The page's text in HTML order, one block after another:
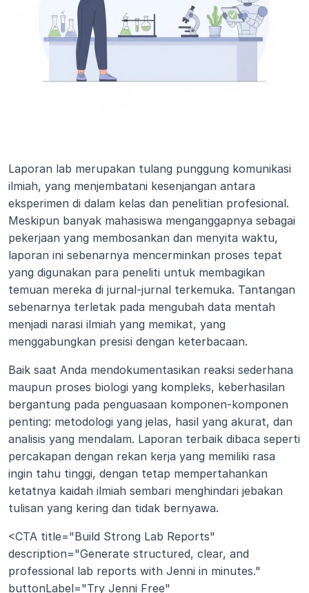
Laporan lab merupakan tulang punggung komunikasi
ilmiah, yang menjembatani kesenjangan antara
eksperimen di dalam kelas dan penelitian profesional.
Meskipun banyak mahasiswa menganggapnya sebagai
pekerjaan yang membosankan dan menyita waktu,
laporan ini sebenarnya mencerminkan proses tepat
yang digunakan para peneliti untuk membagikan
temuan mereka di jurnal-jurnal terkemuka. Tantangan
sebenarnya terletak pada mengubah data mentah
menjadi narasi ilmiah yang memikat, yang
menggabungkan presisi dengan keterbacaan.
Baik saat Anda mendokumentasikan reaksi sederhana
maupun proses biologi yang kompleks, keberhasilan
bergantung pada penguasaan komponen-komponen
penting: metodologi yang jelas, hasil yang akurat, dan
analisis yang mendalam. Laporan terbaik dibaca seperti
percakapan dengan rekan kerja yang memiliki rasa
ingin tahu tinggi, dengan tetap mempertahankan
ketatnya kaidah ilmiah sembari menghindari jebakan
tulisan yang kering dan tidak bernyawa.
<CTA title="Build Strong Lab Reports"
description="Generate structured, clear, and
professional lab reports with Jenni in minutes."
buttonLabel="Try Jenni Free"